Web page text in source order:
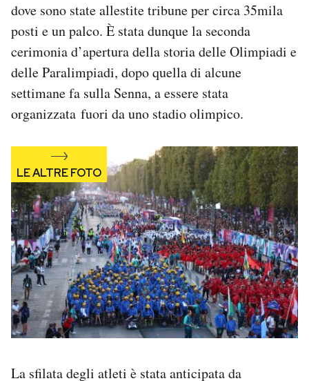
Hai bisogno di aiuto?
Esci
dove sono state allestite tribune per circa 35mila
posti e un palco. È stata dunque la seconda
cerimonia d’apertura della storia delle Olimpiadi e
delle Paralimpiadi, dopo quella di alcune
settimane fa sulla Senna, a essere stata
organizzata fuori da uno stadio olimpico.
La sfilata degli atleti è stata anticipata da